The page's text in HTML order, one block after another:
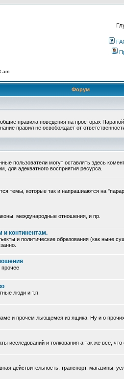
am
Форум
правила поведения на просторах
правил не освобождает от
пользователи могут оставлять здесь
для адекватного восприятия ресурса.
темы, которые так и напрашиаются на
международные отношения, и пр.
и континентам.
и политические образования (как ныне
прочее
люди и т.п.
и прочем льющемся из ящика. Ну и о
исследований и толкования а так же всё,
действительность: транспорт, магазины,